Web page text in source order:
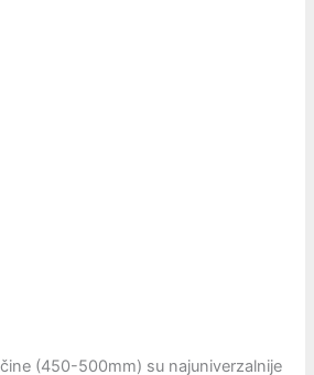
(450-500mm) su najuniverzalnije